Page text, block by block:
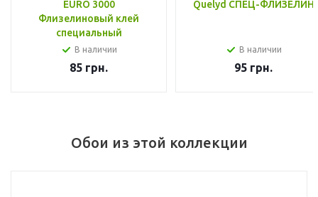
EURO 3000
Флизелиновый клей
специальный
В наличии
85 грн.
Quelyd СПЕЦ-ФЛИЗЕЛИН
В наличии
95 грн.
Обои из этой коллекции